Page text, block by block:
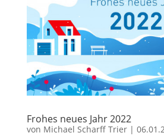
Frohes neues Jahr 2022
von Michael Scharff Trier|